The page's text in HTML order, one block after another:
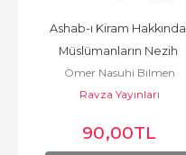
Ashab-ı Kiram Hakkında
Müslümanların Nezih
İtikadları
Ömer Nasuhi Bilmen
Ravza Yayınları
90,00TL